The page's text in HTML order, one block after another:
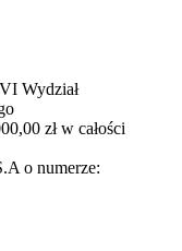
Wydział
zł w całości
o numerze: